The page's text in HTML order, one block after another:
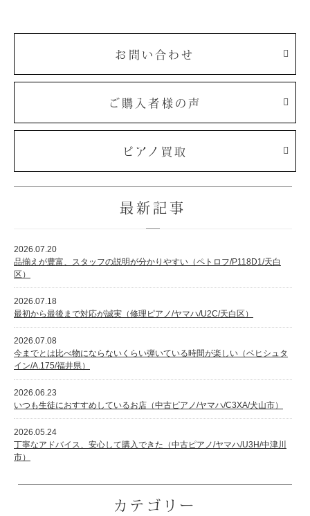
お問い合わせ
ご購入者様の声
ピアノ買取
最新記事
2026.07.20
品揃えが豊富、スタッフの説明が分かりやすい（ペトロフ/P118D1/天白
区）
2026.07.18
最初から最後まで対応が誠実（修理ピアノ/ヤマハ/U2C/天白区）
2026.07.08
今までとは比べ物にならないくらい弾いている時間が楽しい（ベヒシュタ
イン/A.175/福井県）
2026.06.23
いつも生徒におすすめしているお店（中古ピアノ/ヤマハ/C3XA/犬山市）
2026.05.24
丁寧なアドバイス、安心して購入できた（中古ピアノ/ヤマハ/U3H/中津川
市）
カテゴリー